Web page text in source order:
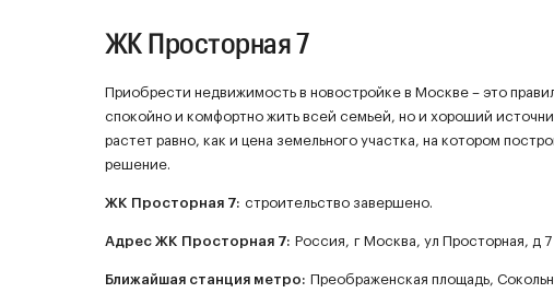
ЖК Просторная 7
Приобрести недвижимость в новостройке в Москве – это
спокойно и комфортно жить всей семьей, но и хороший
растет равно, как и цена земельного участка, на котором
решение.
ЖК Просторная 7: строительство завершено.
Адрес ЖК Просторная 7: Россия, г Москва, ул Просторная, д 7
Ближайшая станция метро: Преображенская площадь,